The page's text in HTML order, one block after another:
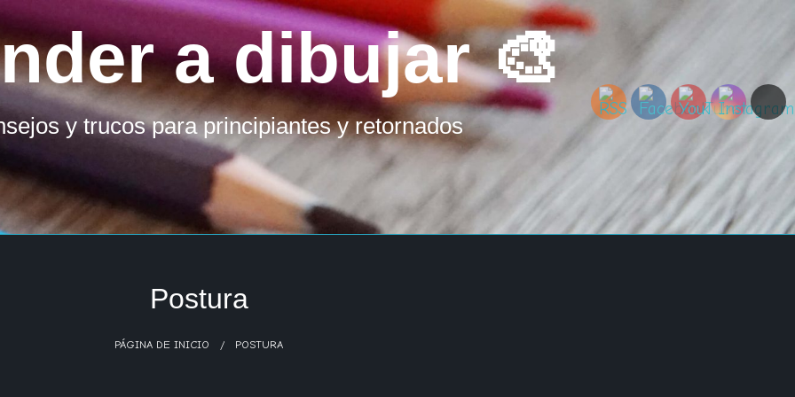
a dibujar 🎨
y trucos para principiantes y retornados
Postura
PÁGINA DE INICIO POSTURA